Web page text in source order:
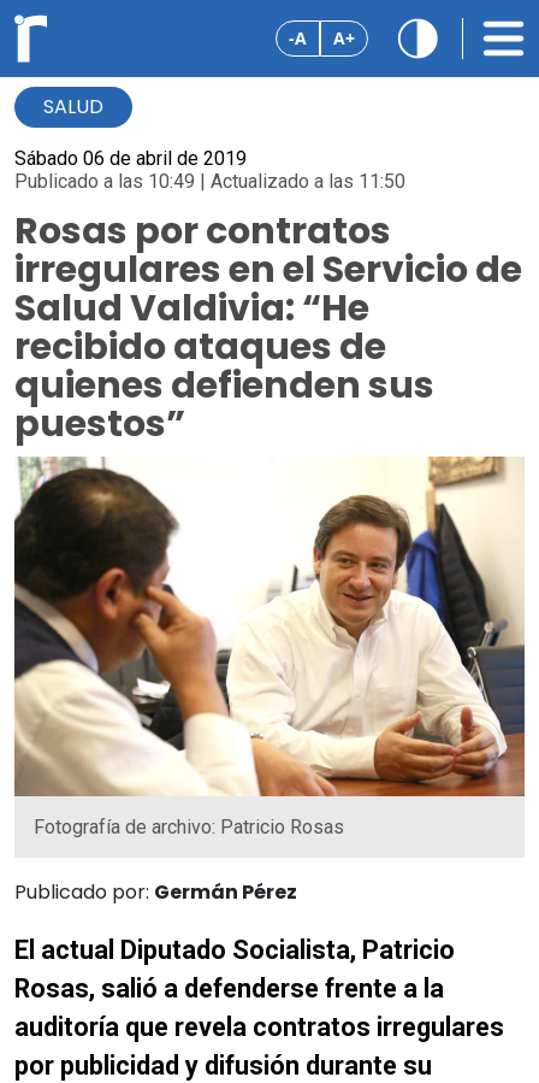
-A A+
SALUD
Sábado 06 de abril de 2019
Publicado a las 10:49 | Actualizado a las 11:50
Rosas por contratos
irregulares en el Servicio de
Salud Valdivia: “He
recibido ataques de
quienes defienden sus
puestos”
Fotografía de archivo: Patricio Rosas
Publicado por: Germán Pérez
El actual Diputado Socialista, Patricio
Rosas, salió a defenderse frente a la
auditoría que revela contratos irregulares
por publicidad y difusión durante su